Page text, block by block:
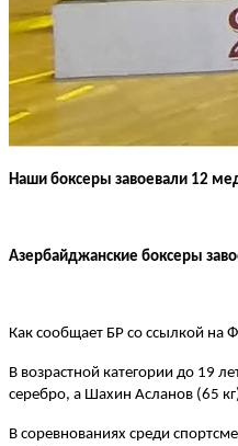
Наши боксеры завоевали 12
Азербайджанские боксеры
Как сообщает БР со ссылкой на
В возрастной категории до 19
серебро, а Шахин Асланов (65
В соревнованиях среди